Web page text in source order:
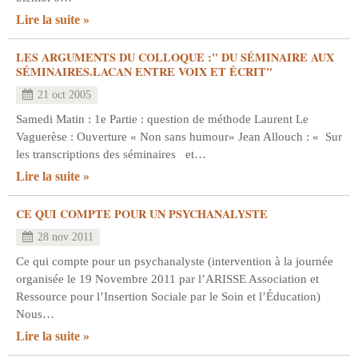
Lire la suite
LES ARGUMENTS DU COLLOQUE :" DU SÉMINAIRE AUX
SÉMINAIRES.LACAN ENTRE VOIX ET ÉCRIT"
21 oct 2005
Samedi Matin : 1e Partie : question de méthode Laurent Le
Vaguerèse : Ouverture « Non sans humour» Jean Allouch : « Sur
les transcriptions des séminaires et…
Lire la suite
CE QUI COMPTE POUR UN PSYCHANALYSTE
28 nov 2011
Ce qui compte pour un psychanalyste (intervention à la journée
organisée le 19 Novembre 2011 par l’ARISSE Association et
Ressource pour l’Insertion Sociale par le Soin et l’Éducation)
Nous…
Lire la suite